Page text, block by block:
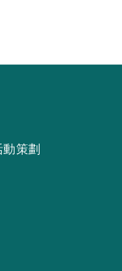
策劃